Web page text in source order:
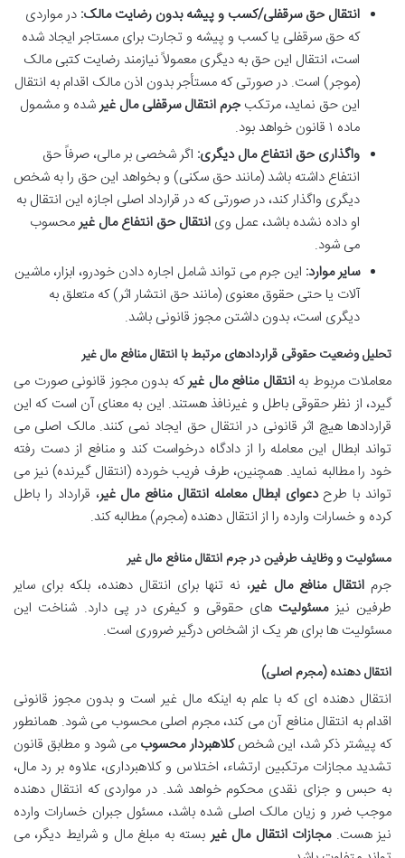
انتقال حق سرقفلی/کسب و پیشه بدون رضایت مالک: در مواردی
که حق سرقفلی یا کسب و پیشه و تجارت برای مستاجر ایجاد شده
است، انتقال این حق به دیگری معمولاً نیازمند رضایت کتبی مالک
(موجر) است. در صورتی که مستأجر بدون اذن مالک اقدام به انتقال
این حق نماید، مرتکبجرم انتقال سرقفلی مال غیرشده و مشمول
ماده ۱ قانون خواهد بود.
واگذاری حق انتفاع مال دیگری: اگر شخصی بر مالی، صرفاً حق
انتفاع داشته باشد (مانند حق سکنی) و بخواهد این حق را به شخص
دیگری واگذار کند، در صورتی که در قرارداد اصلی اجازه این انتقال به
او داده نشده باشد، عمل وی انتقال حق انتفاع مال غیرمحسوب
می شود.
سایر موارد: این جرم می تواند شامل اجاره دادن خودرو، ابزار، ماشین
آلات یا حتی حقوق معنوی (مانند حق انتشار اثر) که متعلق به
دیگری است، بدون داشتن مجوز قانونی باشد.
تحلیل وضعیت حقوقی قراردادهای مرتبط با انتقال منافع مال غیر
معاملات مربوط بهانتقال منافع مال غیرکه بدون مجوز قانونی صورت می
گیرد، از نظر حقوقی باطل و غیرنافذ هستند. این به معنای آن است که این
قراردادها هیچ اثر قانونی در انتقال حق ایجاد نمی کنند. مالک اصلی می
تواند ابطال این معامله را از دادگاه درخواست کند و منافع از دست رفته
خود را مطالبه نماید. همچنین، طرف فریب خورده (انتقال گیرنده) نیز می
تواند با طرحدعوای ابطال معامله انتقال منافع مال غیر، قرارداد را باطل
کرده و خسارات وارده را از انتقال دهنده (مجرم) مطالبه کند.
مسئولیت و وظایف طرفین در جرم انتقال منافع مال غیر
جرمانتقال منافع مال غیر، نه تنها برای انتقال دهنده، بلکه برای سایر
طرفین نیزمسئولیت های حقوقی و کیفری در پی دارد. شناخت این
مسئولیت ها برای هر یک از اشخاص درگیر ضروری است.
انتقال دهنده (مجرم اصلی)
انتقال دهنده ای که با علم به اینکه مال غیر است و بدون مجوز قانونی
اقدام به انتقال منافع آن می کند، مجرم اصلی محسوب می شود. همانطور
که پیشتر ذکر شد، این شخصکلاهبردار محسوب می شود و مطابق قانون
تشدید مجازات مرتکبین ارتشاء، اختلاس و کلاهبرداری، علاوه بر رد مال،
به حبس و جزای نقدی محکوم خواهد شد. در مواردی که انتقال دهنده
موجب ضرر و زیان مالک اصلی شده باشد، مسئول جبران خسارات وارده
نیز هست.مجازات انتقال مال غیر بسته به مبلغ مال و شرایط دیگر، می